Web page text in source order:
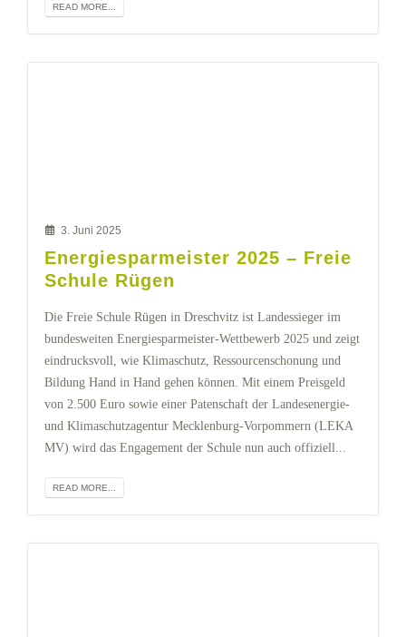
READ MORE...
3. Juni 2025
Energiesparmeister 2025 – Freie
Schule Rügen
Die Freie Schule Rügen in Dreschvitz ist Landessieger im
bundesweiten Energiesparmeister-Wettbewerb 2025 und zeigt
eindrucksvoll, wie Klimaschutz, Ressourcenschonung und
Bildung Hand in Hand gehen können. Mit einem Preisgeld
von 2.500 Euro sowie einer Patenschaft der Landesenergie-
und Klimaschutzagentur Mecklenburg-Vorpommern (LEKA
MV) wird das Engagement der Schule nun auch offiziell...
READ MORE...